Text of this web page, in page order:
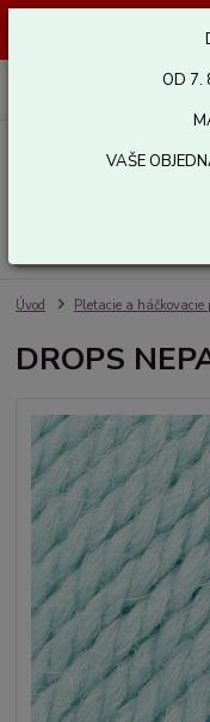
Úvod Pletacie a háčkovacie
DROPS
OD 7.
VAŠE